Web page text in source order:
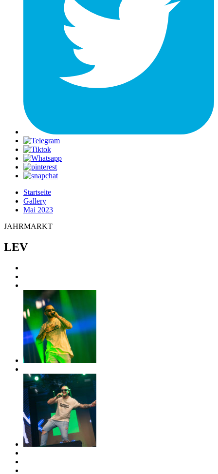
Startseite
Gallery
Mai 2023
JAHRMARKT
LEV